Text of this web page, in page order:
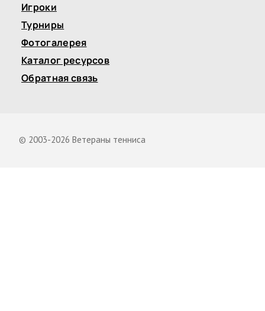
Игроки
Турниры
Фотогалерея
Каталог ресурсов
Обратная связь
© 2003-2026 Ветераны тенниса